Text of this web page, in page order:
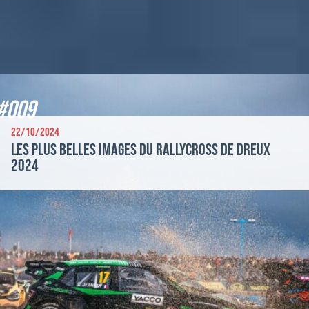
22/10/2024
Les plus belles images du Rallycross de Dreux
2024